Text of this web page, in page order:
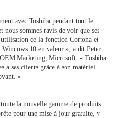
avec Toshiba pendant tout le
nous sommes ravis de voir que ses
de la fonction Cortona et
Windows 10 en valeur », a dit Peter
Marketing, Microsoft. « Toshiba
à ses clients grâce à son matériel
»
la nouvelle gamme de produits
pour une mise à jour gratuite, y